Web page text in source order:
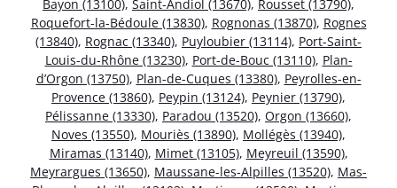
Bayon (13100), Saint-Andiol (13670), Rousset (13790),
Roquefort-la-Bédoule (13830), Rognonas (13870), Rognes
(13840), Rognac (13340), Puyloubier (13114), Port-Saint-
Louis-du-Rhône (13230), Port-de-Bouc (13110), Plan-
d’Orgon (13750), Plan-de-Cuques (13380), Peyrolles-en-
Provence (13860), Peypin (13124), Peynier (13790),
Pélissanne (13330), Paradou (13520), Orgon (13660),
Noves (13550), Mouriès (13890), Mollégès (13940),
Miramas (13140), Mimet (13105), Meyreuil (13590),
Meyrargues (13650), Maussane-les-Alpilles (13520), Mas-